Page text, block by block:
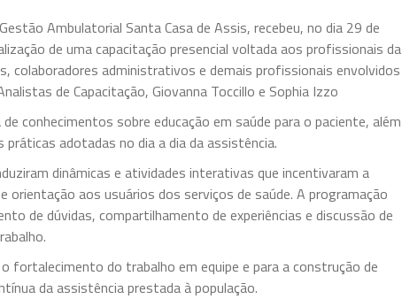
Ambulatorial Santa Casa de Assis, recebeu, no dia 29 de
de uma capacitação presencial voltada aos profissionais da
colaboradores administrativos e demais profissionais envolvidos
de Capacitação, Giovanna Toccillo e Sophia Izzo
conhecimentos sobre educação em saúde para o paciente, além
adotadas no dia a dia da assistência.
dinâmicas e atividades interativas que incentivaram a
aos usuários dos serviços de saúde. A programação
de dúvidas, compartilhamento de experiências e discussão de
fortalecimento do trabalho em equipe e para a construção de
da assistência prestada à população.